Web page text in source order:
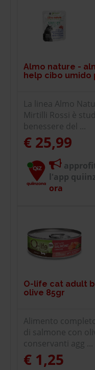
Almo nature -
help cibo umido
La linea Almo
Mirtilli Rossi è
benessere del ...
€ 25,99
l'app
ora
O-life cat adult
olive 85gr
Alimento
di salmone con
conservanti agg ...
€ 1,25